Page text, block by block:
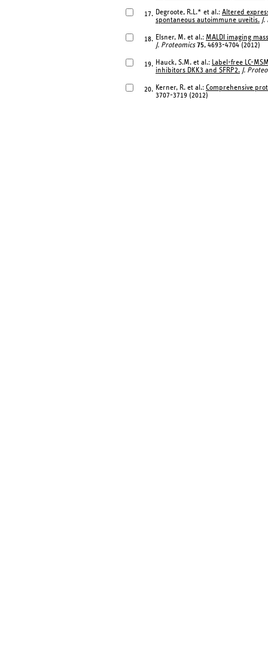
17. Degroote, R.L.* et al.: Altered
spontaneous autoimmune uveitis.
18. Elsner, M. et al.: MALDI imaging
J. Proteomics 75, 4693-4704 (2012)
19. Hauck, S.M. et al.: Label-free LC-
inhibitors DKK3 and SFRP2. J.
20. Kerner, R. et al.: Comprehensive
3707-3719 (2012)